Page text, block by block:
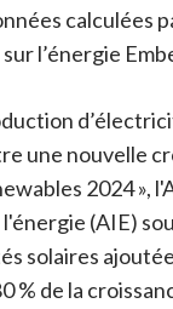
calculées
l’énergie
une nouvelle
2024 »,
(AIE)
solaires
% de la